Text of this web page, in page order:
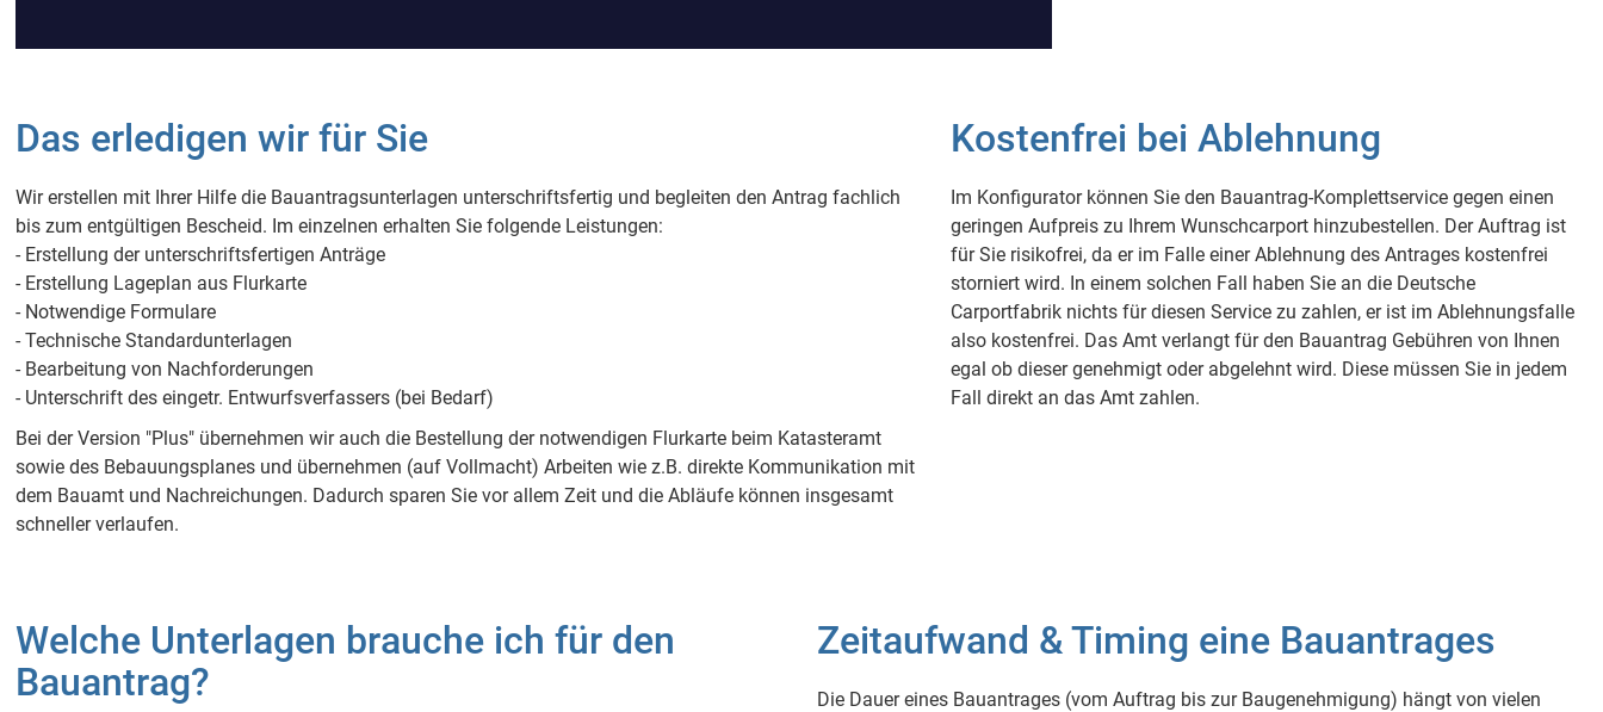
Das erledigen wir für Sie
Wir erstellen mit Ihrer Hilfe die Bauantragsunterlagen unterschriftsfertig und begleiten den Antrag fachlich
bis zum entgültigen Bescheid. Im einzelnen erhalten Sie folgende Leistungen:
- Erstellung der unterschriftsfertigen Anträge
- Erstellung Lageplan aus Flurkarte
- Notwendige Formulare
- Technische Standardunterlagen
- Bearbeitung von Nachforderungen
- Unterschrift des eingetr. Entwurfsverfassers (bei Bedarf)
Bei der Version "Plus" übernehmen wir auch die Bestellung der notwendigen Flurkarte beim Katasteramt
sowie des Bebauungsplanes und übernehmen (auf Vollmacht) Arbeiten wie z.B. direkte Kommunikation mit
dem Bauamt und Nachreichungen. Dadurch sparen Sie vor allem Zeit und die Abläufe können insgesamt
schneller verlaufen.
Kostenfrei bei Ablehnung
Im Konfigurator können Sie den Bauantrag-Komplettservice gegen einen
geringen Aufpreis zu Ihrem Wunschcarport hinzubestellen. Der Auftrag ist
für Sie risikofrei, da er im Falle einer Ablehnung des Antrages kostenfrei
storniert wird. In einem solchen Fall haben Sie an die Deutsche
Carportfabrik nichts für diesen Service zu zahlen, er ist im Ablehnungsfalle
also kostenfrei. Das Amt verlangt für den Bauantrag Gebühren von Ihnen
egal ob dieser genehmigt oder abgelehnt wird. Diese müssen Sie in jedem
Fall direkt an das Amt zahlen.
Welche Unterlagen brauche ich für den
Bauantrag?
Zeitaufwand & Timing eine Bauantrages
Die Dauer eines Bauantrages (vom Auftrag bis zur Baugenehmigung) hängt von vielen